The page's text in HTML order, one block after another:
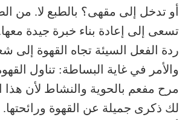
أو تدخل إلى مقهى؟ بالطبع لا. من
تسعى إلى إعادة بناء خبرة جيدة
ردة الفعل السيئة تجاه القهوة إلى
والأمر في غاية البساطة: تناول
مرح مفعم بالحوية والنشاط لأن هذا
لك ذكرى جميلة عن القهوة ورائحتها.